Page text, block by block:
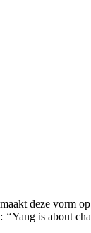
deze vorm
“Yang is about